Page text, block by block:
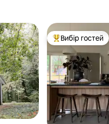
Топ вибір гостей
Вибір гостей